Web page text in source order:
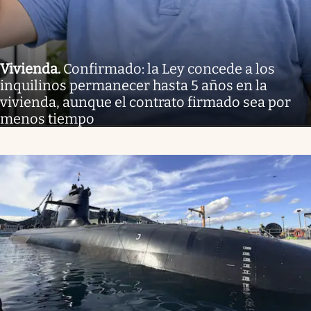
Vivienda.Confirmado: la Ley concede a los
inquilinos permanecer hasta 5 años en la
vivienda, aunque el contrato firmado sea por
menos tiempo